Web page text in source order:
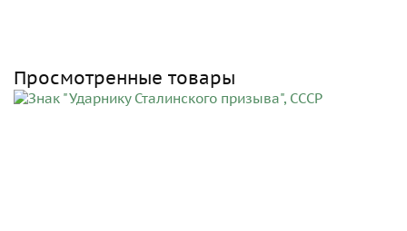
Просмотренные товары